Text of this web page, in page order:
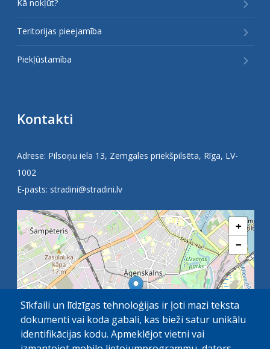
Kā nokļūt?
Teritorijas pieejamība
Piekļūstamība
Kontakti
Adrese: Pilsoņu iela 13, Zemgales priekšpilsēta, Rīga, LV-
1002
E-pasts: stradini@stradini.lv
+
−
Sīkfaili un līdzīgas tehnoloģijas ir ļoti mazi teksta
dokumenti vai koda gabali, kas bieži satur unikālu
identifikācijas kodu. Apmeklējot vietni vai